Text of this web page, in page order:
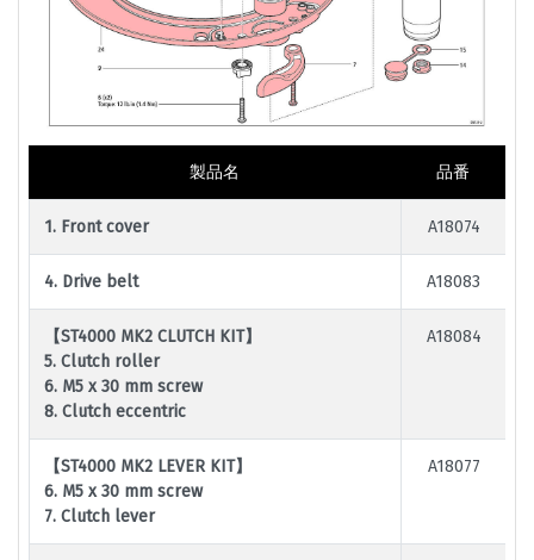
製品名 品番
1. Front cover A18074
4. Drive belt A18083
【ST4000 MK2 CLUTCH KIT】
5. Clutch roller
6. M5 x 30 mm screw
8. Clutch eccentric
A18084
【ST4000 MK2 LEVER KIT】
6. M5 x 30 mm screw
7. Clutch lever
A18077